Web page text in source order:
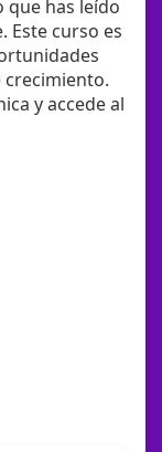
que has leído
Este curso es
crecimiento.
y accede al